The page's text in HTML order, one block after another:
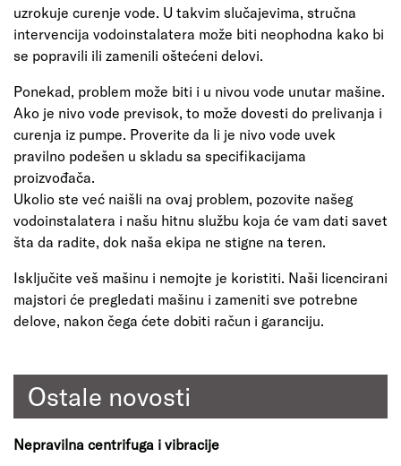
uzrokuje curenje vode. U takvim slučajevima, stručna
intervencija vodoinstalatera može biti neophodna kako bi
se popravili ili zamenili oštećeni delovi.
Ponekad, problem može biti i u nivou vode unutar mašine.
Ako je nivo vode previsok, to može dovesti do prelivanja i
curenja iz pumpe. Proverite da li je nivo vode uvek
pravilno podešen u skladu sa specifikacijama
proizvođača.
Ukolio ste već naišli na ovaj problem, pozovite našeg
vodoinstalatera i našu hitnu službu koja će vam dati savet
šta da radite, dok naša ekipa ne stigne na teren.
Isključite veš mašinu i nemojte je koristiti. Naši licencirani
majstori će pregledati mašinu i zameniti sve potrebne
delove, nakon čega ćete dobiti račun i garanciju.
Ostale novosti
Nepravilna centrifuga i vibracije